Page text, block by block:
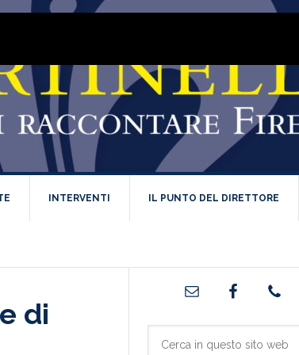
INTERVENTI IL PUNTO DEL DIRETTORE
di
Barra
primaria